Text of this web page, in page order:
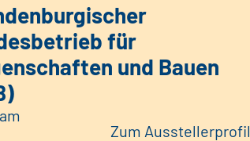
für
und Bauen
Zum Ausstellerprofil